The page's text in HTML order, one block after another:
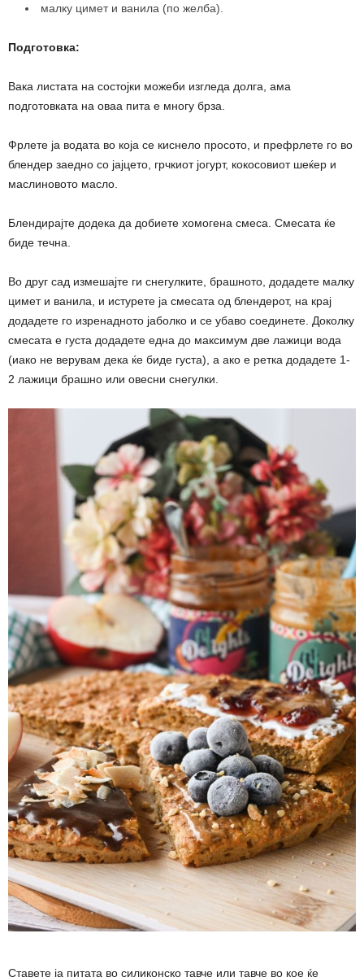
малку цимет и ванила (по желба).
Подготовка:
Вака листата на состојки можеби изгледа долга, ама
подготовката на оваа пита е многу брза.
Фрлете ја водата во која се киснело просото, и префрлете го во
блендер заедно со јајцето, грчкиот јогурт, кокосовиот шеќер и
маслиновото масло.
Блендирајте додека да добиете хомогена смеса. Смесата ќе
биде течна.
Во друг сад измешајте ги снегулките, брашното, додадете малку
цимет и ванила, и истурете ја смесата од блендерот, на крај
додадете го изренадното јаболко и се убаво соединете. Доколку
смесата е густа додадете една до максимум две лажици вода
(иако не верувам дека ќе биде густа), а ако е ретка додадете 1-
2 лажици брашно или овесни снегулки.
Ставете ја питата во силиконско тавче или тавче во кое ќе